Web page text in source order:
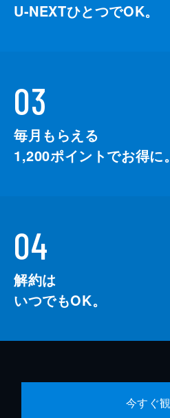
U-NEXTひとつでOK。
03
毎月もらえる
1,200ポイントでお得に。
04
解約は
いつでもOK。
今すぐ